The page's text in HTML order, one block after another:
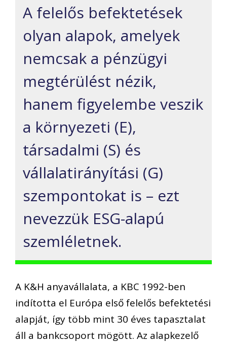
A felelős befektetések
olyan alapok, amelyek
nemcsak a pénzügyi
megtérülést nézik,
hanem figyelembe veszik
a környezeti (E),
társadalmi (S) és
vállalatirányítási (G)
szempontokat is – ezt
nevezzük ESG-alapú
szemléletnek.
A K&H anyavállalata, a KBC 1992-ben
indította el Európa első felelős befektetési
alapját, így több mint 30 éves tapasztalat
áll a bankcsoport mögött. Az alapkezelő